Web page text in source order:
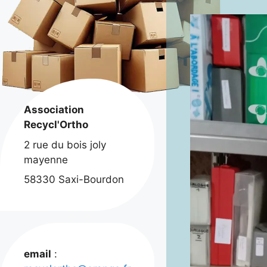
Association
Recycl'Ortho
2 rue du bois joly
mayenne
58330 Saxi-Bourdon
email :